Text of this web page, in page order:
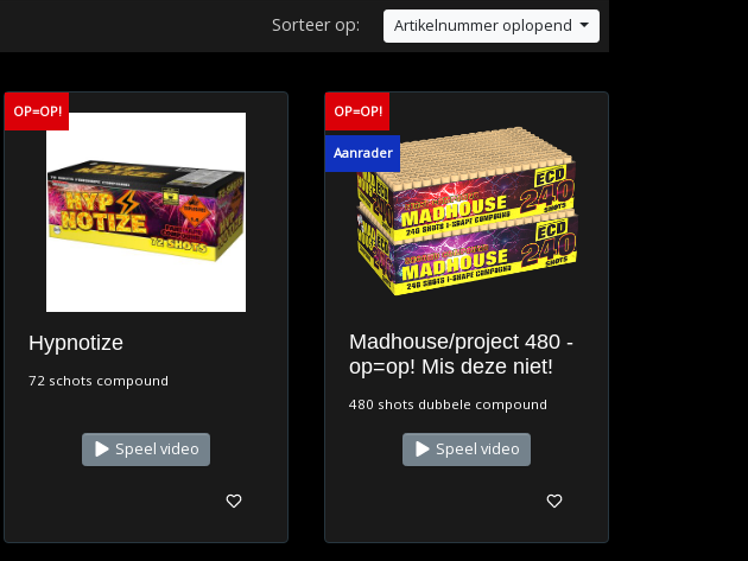
Sorteer op: Artikelnummer oplopend
OP=OP!
Hypnotize
72 schots compound
Speel video
OP=OP!
Aanrader
Madhouse/project 480 -
op=op! Mis deze niet!
480 shots dubbele compound
Speel video